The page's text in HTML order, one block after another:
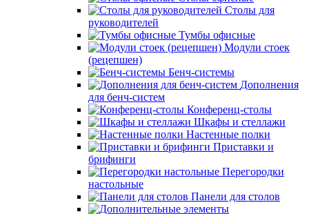
Столы для
руководителей
Тумбы офисные
Модули стоек
(рецепшен)
Бенч-системы
Дополнения
для бенч-систем
Конференц-столы
Шкафы и стеллажи
Настенные полки
Приставки и
брифинги
Перегородки
настольные
Панели для столов